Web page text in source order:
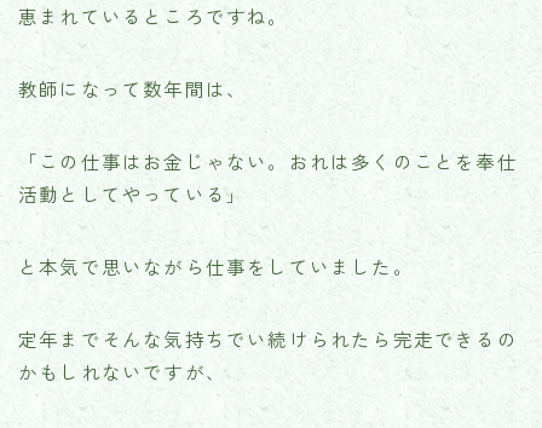
恵まれているところですね。
教師になって数年間は、
「この仕事はお金じゃない。おれは多くのことを奉仕
活動としてやっている」
と本気で思いながら仕事をしていました。
定年までそんな気持ちでい続けられたら完走できるの
かもしれないですが、